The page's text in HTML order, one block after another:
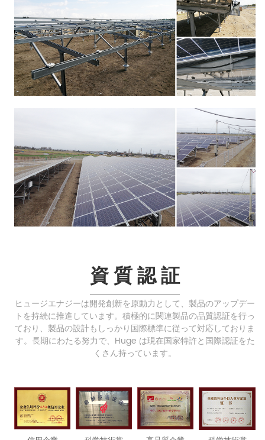
資 質 認 証
ヒュージエナジーは開発創新を原動力として、製品のアップデー
トを持続に推進しています。積極的に関連製品の品質認証を行っ
ており、製品の設計もしっかり国際標準に従って対応しておりま
す。長期にわたる努力で、Huge は現在国家特許と国際認証をた
くさん持っています。